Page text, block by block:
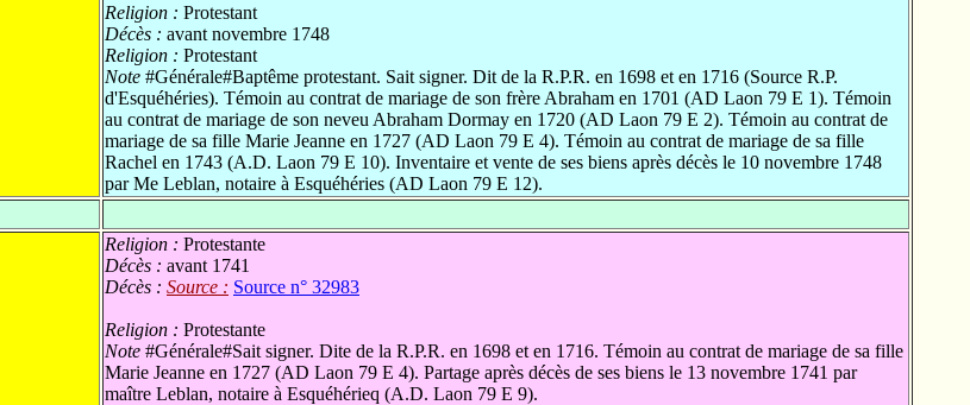
Religion : Protestant
Décès : avant novembre 1748
Religion : Protestant
Note #Générale#Baptême protestant. Sait signer. Dit de la R.P.R. en 1698 et en 1716 (Source R.P.
d'Esquéhéries). Témoin au contrat de mariage de son frère Abraham en 1701 (AD Laon 79 E 1). Témoin
au contrat de mariage de son neveu Abraham Dormay en 1720 (AD Laon 79 E 2). Témoin au contrat de
mariage de sa fille Marie Jeanne en 1727 (AD Laon 79 E 4). Témoin au contrat de mariage de sa fille
Rachel en 1743 (A.D. Laon 79 E 10). Inventaire et vente de ses biens après décès le 10 novembre 1748
par Me Leblan, notaire à Esquéhéries (AD Laon 79 E 12).
Religion : Protestante
Décès : avant 1741
Décès : Source : Source n° 32983
Religion : Protestante
Note #Générale#Sait signer. Dite de la R.P.R. en 1698 et en 1716. Témoin au contrat de mariage de sa fille
Marie Jeanne en 1727 (AD Laon 79 E 4). Partage après décès de ses biens le 13 novembre 1741 par
maître Leblan, notaire à Esquéhérieq (A.D. Laon 79 E 9).